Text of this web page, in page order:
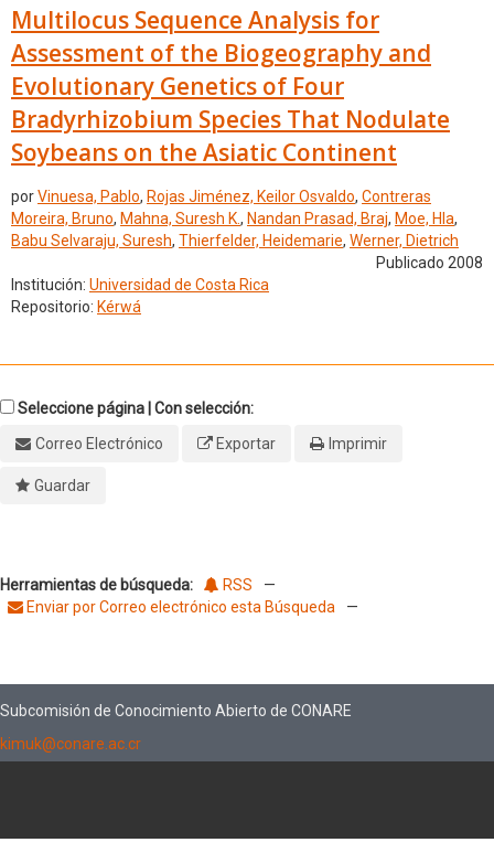
Multilocus Sequence Analysis for
Assessment of the Biogeography and
Evolutionary Genetics of Four
Bradyrhizobium Species That Nodulate
Soybeans on the Asiatic Continent
porVinuesa, Pablo, Rojas Jiménez, Keilor Osvaldo, Contreras
Moreira, Bruno, Mahna, Suresh K., Nandan Prasad, Braj, Moe, Hla,
Babu Selvaraju, Suresh, Thierfelder, Heidemarie, Werner, Dietrich
Publicado 2008
Institución: Universidad de Costa Rica
Repositorio: Kérwá
Seleccione página | Con selección:
Correo Electrónico
Exportar Imprimir
Guardar
Herramientas de búsqueda: RSS
—
Enviar por Correo electrónico esta Búsqueda
—
Subcomisión de Conocimiento Abierto de CONARE
kimuk@conare.ac.cr